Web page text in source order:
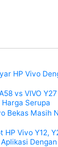
HP Vivo
vs VIVO Y27
Serupa
Bekas Masih
Vivo Y12,